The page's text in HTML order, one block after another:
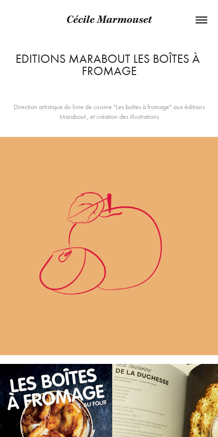
Cécile Marmouset
EDITIONS MARABOUT LES BOÎTES À
FROMAGE
Direction artistique du livre de cuisine "Les boîtes à fromage" aux éditions
Marabout., et création des illustrations